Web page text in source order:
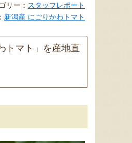
リー： スタッフレポート
新潟産 にごりかわトマト
トマト」を産地直